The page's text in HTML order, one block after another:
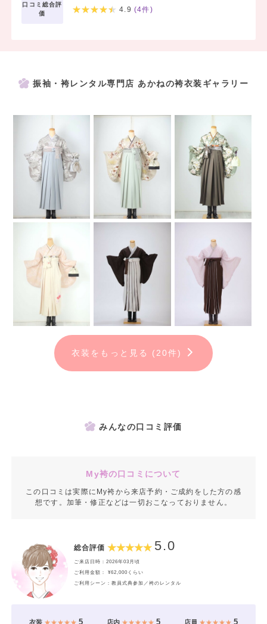
口コミ総合評
価
4.9 (4件)
振袖・袴レンタル専門店 あかねの袴衣装ギャラリー
衣装をもっと見る (20件)
みんなの口コミ評価
My袴の口コミについて
この口コミは実際にMy袴から来店予約・ご成約をした方の感
想です。加筆・修正などは一切おこなっておりません。
総合評価 5.0
ご来店日時：2026年03月頃
ご利用金額： ¥62,000くらい
ご利用シーン：教員式典参加／袴のレンタル
衣装★★★★★ 5 店内★★★★★ 5 店員 ★★★★★5